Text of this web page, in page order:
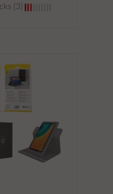
(3)
carrito